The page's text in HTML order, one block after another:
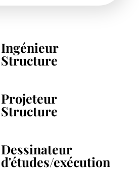
Ingénieur
Structure
Projeteur
Structure
Dessinateur
d'études/exécution